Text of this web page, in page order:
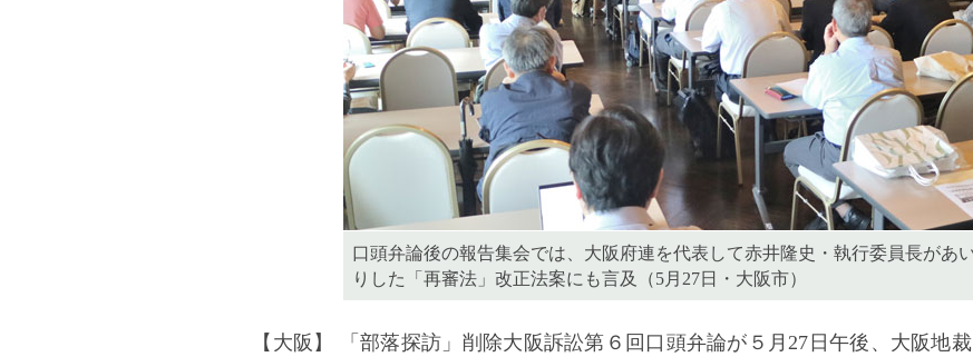
口頭弁論後の報告集会では、大阪府連を代表して赤井隆史・執行委員長があ
りした「再審法」改正法案にも言及（5月27日・大阪市）
【大阪】 「部落探訪」削除大阪訴訟第６回口頭弁論が５月27日午後、大阪地